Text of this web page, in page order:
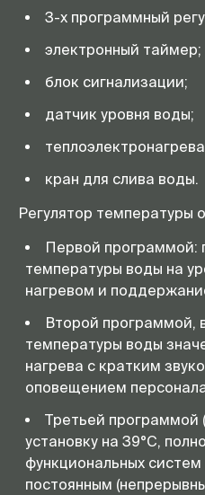
3-х программный
электронный таймер;
блок сигнализации;
датчик уровня воды;
кран для слива воды.
Регулятор температуры
Первой программой:
температуры воды на
нагревом и
Второй программой,
температуры воды
нагрева с кратким
оповещением
Третьей
установку на 39°С,
функциональных
постоянным